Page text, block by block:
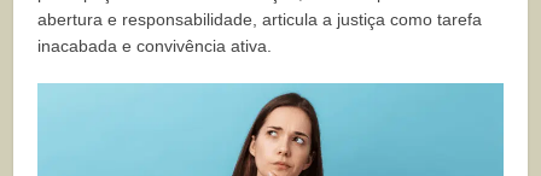
abertura e responsabilidade, articula a justiça como tarefa
inacabada e convivência ativa.